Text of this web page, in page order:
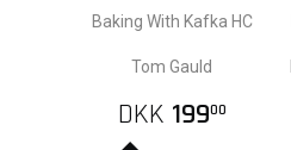
Baking With Kafka HC
Tom Gauld
DKK 19900